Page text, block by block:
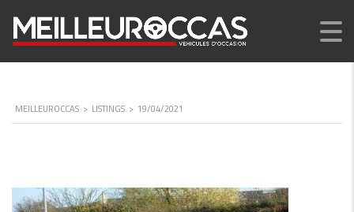
MEILLEUROCCAS > LISTINGS > 19/04/2021